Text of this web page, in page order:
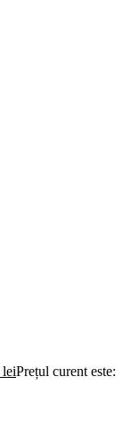
leiPrețul curent este: